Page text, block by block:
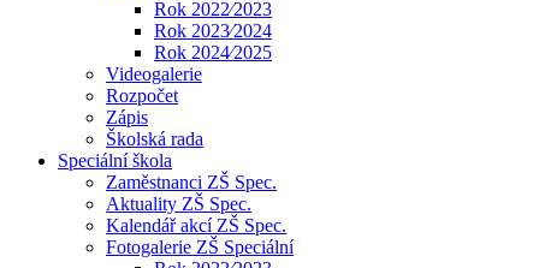
Rok 2022⁄2023
Rok 2023⁄2024
Rok 2024⁄2025
Videogalerie
Rozpočet
Zápis
Školská rada
Speciální škola
Zaměstnanci ZŠ Spec.
Aktuality ZŠ Spec.
Kalendář akcí ZŠ Spec.
Fotogalerie ZŠ Speciální